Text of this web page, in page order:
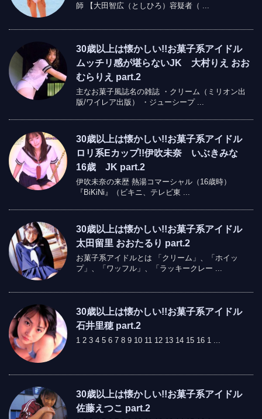
師 【大田智広（としひろ）容疑者（ ...
30歳以上は懐かしい!!お菓子系アイドル
ムッチリ感が堪らないJK 大村りえ おお
むらりえ part.2
主なお菓子風誌名の雑誌 ・クリーム（ミリオン出
版/ワイレア出版） ・ジューシープ ...
30歳以上は懐かしい!!お菓子系アイドル
ロリ系Eカップ!!伊吹未奈 いぶきみな
16歳 JK part.2
伊吹未奈の来歴 熱湯コマーシャル（16歳時）
『BiKiNi』（ビキニ、テレビ東 ...
30歳以上は懐かしい!!お菓子系アイドル
太田留里 おおたるり part.2
お菓子系アイドルとは 「クリーム」、「ホイッ
プ」、「ワッフル」、「ラッキークレー ...
30歳以上は懐かしい!!お菓子系アイドル
石井里穂 part.2
1 2 3 4 5 6 7 8 9 10 11 12 13 14 15 16 1 ...
30歳以上は懐かしい!!お菓子系アイドル
佐藤えつこ part.2